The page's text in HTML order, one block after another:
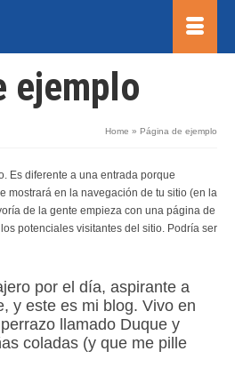
ejemplo
Home » Página de ejemplo
Es diferente a una entrada porque
mostrará en la navegación de tu sitio (en la
de la gente empieza con una página de
potenciales visitantes del sitio. Podría ser
por el día, aspirante a
y este es mi blog. Vivo en
llamado Duque y
coladas (y que me pille